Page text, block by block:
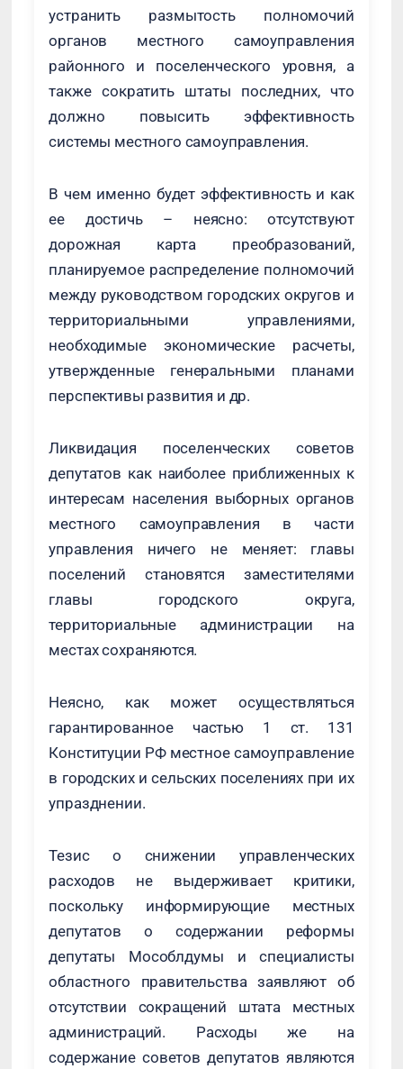
устранить размытость полномочий
органов местного самоуправления
районного и поселенческого уровня, а
также сократить штаты последних, что
должно повысить эффективность
системы местного самоуправления.
В чем именно будет эффективность и как
ее достичь – неясно: отсутствуют
дорожная карта преобразований,
планируемое распределение полномочий
между руководством городских округов и
территориальными управлениями,
необходимые экономические расчеты,
утвержденные генеральными планами
перспективы развития и др.
Ликвидация поселенческих советов
депутатов как наиболее приближенных к
интересам населения выборных органов
местного самоуправления в части
управления ничего не меняет: главы
поселений становятся заместителями
главы городского округа,
территориальные администрации на
местах сохраняются.
Неясно, как может осуществляться
гарантированное частью 1 ст. 131
Конституции РФ местное самоуправление
в городских и сельских поселениях при их
упразднении.
Тезис о снижении управленческих
расходов не выдерживает критики,
поскольку информирующие местных
депутатов о содержании реформы
депутаты Мособлдумы и специалисты
областного правительства заявляют об
отсутствии сокращений штата местных
администраций. Расходы же на
содержание советов депутатов являются